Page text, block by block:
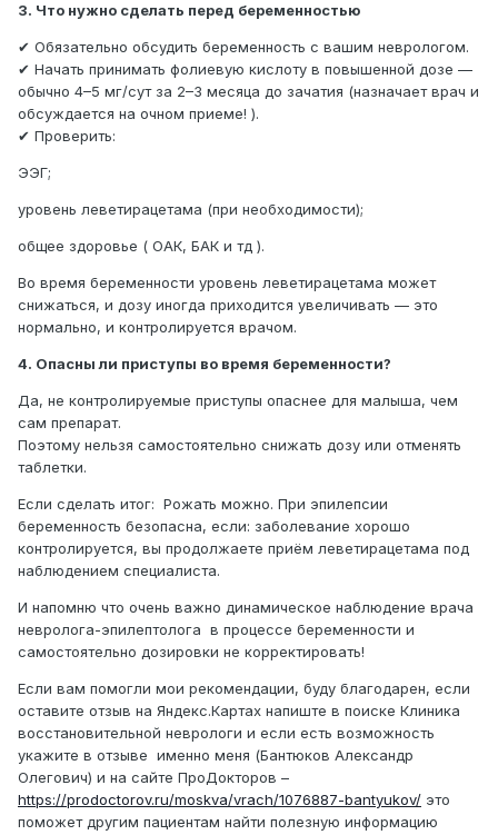
3. Что нужно сделать перед беременностью
✔ Обязательно обсудить беременность с вашим неврологом.
✔ Начать принимать фолиевую кислоту в повышенной дозе —
обычно 4–5 мг/сут за 2–3 месяца до зачатия (назначает врач и
обсуждается на очном приеме! ).
✔ Проверить:
ЭЭГ;
уровень леветирацетама (при необходимости);
общее здоровье ( ОАК, БАК и тд ).
Во время беременности уровень леветирацетама может
снижаться, и дозу иногда приходится увеличивать — это
нормально, и контролируется врачом.
4. Опасны ли приступы во время беременности?
Да, не контролируемые приступы опаснее для малыша, чем
сам препарат.
Поэтому нельзя самостоятельно снижать дозу или отменять
таблетки.
Если сделать итог: Рожать можно. При эпилепсии
беременность безопасна, если: заболевание хорошо
контролируется, вы продолжаете приём леветирацетама под
наблюдением специалиста.
И напомню что очень важно динамическое наблюдение врача
невролога-эпилептолога в процессе беременности и
самостоятельно дозировки не корректировать!
Если вам помогли мои рекомендации, буду благодарен, если
оставите отзыв на Яндекс.Картах напиште в поиске Клиника
восстановительной неврологи и если есть возможность
укажите в отзыве именно меня (Бантюков Александр
Олегович) и на сайте ПроДокторов –
https://prodoctorov.ru/moskva/vrach/1076887-bantyukov/ это
поможет другим пациентам найти полезную информацию